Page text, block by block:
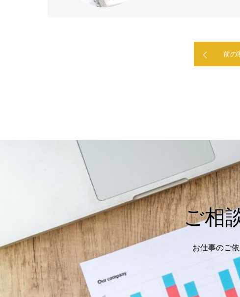
前の
ご相
お仕事のご